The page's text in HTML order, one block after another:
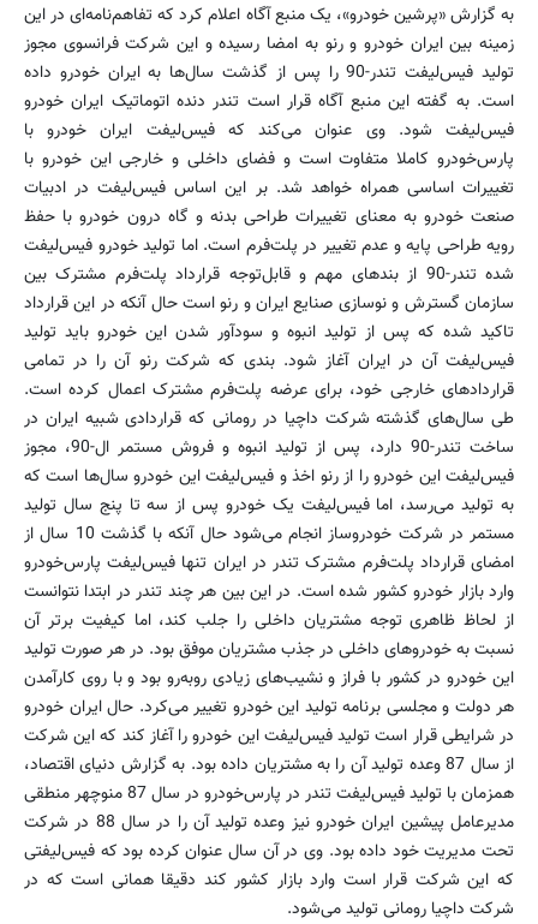
به گزارش «پرشین خودرو»، یک منبع آگاه اعلام کرد که تفاهم‌نامه‌ای در این
زمینه بین ایران خودرو و رنو به امضا رسیده و این شرکت فرانسوی مجوز
تولید فیس‌لیفت تندر-90 را پس از گذشت سال‌ها به ایران خودرو داده
است. به گفته این منبع آگاه قرار است تندر دنده اتوماتیک ایران خودرو
فیس‌لیفت شود. وی عنوان می‌کند که فیس‌لیفت ایران خودرو با
پارس‌خودرو کاملا متفاوت است و فضای داخلی و خارجی این خودرو با
تغییرات اساسی همراه خواهد شد. بر این اساس فیس‌لیفت در ادبیات
صنعت خودرو به معنای تغییرات طراحی بدنه و گاه درون خودرو با حفظ
رویه طراحی پایه و عدم تغییر در پلت‌فرم است. اما تولید خودرو فیس‌لیفت
شده تندر-90 از بندهای مهم و قابل‌توجه قرارداد پلت‌فرم مشترک بین
سازمان گسترش و نوسازی صنایع ایران و رنو است حال آنکه در این قرارداد
تاکید شده که پس از تولید انبوه و سودآور شدن این خودرو باید تولید
فیس‌لیفت آن در ایران آغاز شود. بندی که شرکت رنو آن را در تمامی
قراردادهای خارجی خود، برای عرضه پلت‌فرم مشترک اعمال کرده است.
طی سال‌های گذشته شرکت داچیا در رومانی که قراردادی شبیه ایران در
ساخت تندر-90 دارد، پس از تولید انبوه و فروش مستمر ال-90، مجوز
فیس‌لیفت این خودرو را از رنو اخذ و فیس‌لیفت این خودرو سال‌ها است که
به تولید می‌رسد، اما فیس‌لیفت یک خودرو پس از سه تا پنج سال تولید
مستمر در شرکت خودروساز انجام می‌شود حال آنکه با گذشت 10 سال از
امضای قرارداد پلت‌فرم مشترک تندر در ایران تنها فیس‌لیفت پارس‌خودرو
وارد بازار خودرو کشور شده است. در این بین هر چند تندر در ابتدا نتوانست
از لحاظ ظاهری توجه مشتریان داخلی را جلب کند، اما کیفیت برتر آن
نسبت به خودروهای داخلی در جذب مشتریان موفق بود. در هر صورت تولید
این خودرو در کشور با فراز و نشیب‌های زیادی روبه‌رو بود و با روی کارآمدن
هر دولت و مجلسی برنامه تولید این خودرو تغییر می‌کرد. حال ایران خودرو
در شرایطی قرار است تولید فیس‌لیفت این خودرو را آغاز کند که این شرکت
از سال 87 وعده تولید آن را به مشتریان داده بود. به گزارش دنیای اقتصاد،
همزمان با تولید فیس‌لیفت تندر در پارس‌خودرو در سال 87 منوچهر منطقی
مدیرعامل پیشین ایران خودرو نیز وعده تولید آن را در سال 88 در شرکت
تحت مدیریت خود داده بود. وی در آن سال عنوان کرده بود که فیس‌لیفتی
که این شرکت قرار است وارد بازار کشور کند دقیقا همانی است که در
شرکت داچیا رومانی تولید می‌شود.